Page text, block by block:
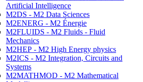
Artificial Intelligence
M2DS - M2 Data Sciences
M2ENERG - M2 Énergie
M2FLUIDS - M2 Fluids - Fluid
Mechanics
M2HEP - M2 High Energy physics
M2ICS - M2 Integration, Circuits and
Systems
M2MATHMOD - M2 Mathematical